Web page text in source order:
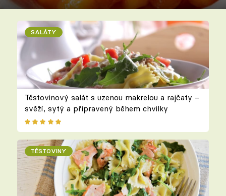
SALÁTY
Těstovinový salát s uzenou makrelou a rajčaty –
svěží, sytý a připravený během chvilky
TĚSTOVINY